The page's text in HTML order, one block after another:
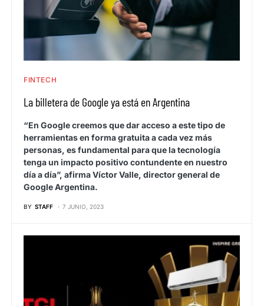
FINTECH
La billetera de Google ya está en Argentina
“En Google creemos que dar acceso a este tipo de
herramientas en forma gratuita a cada vez más
personas, es fundamental para que la tecnología
tenga un impacto positivo contundente en nuestro
día a día”, afirma Víctor Valle, director general de
Google Argentina.
BY STAFF 7 JUNIO, 2023